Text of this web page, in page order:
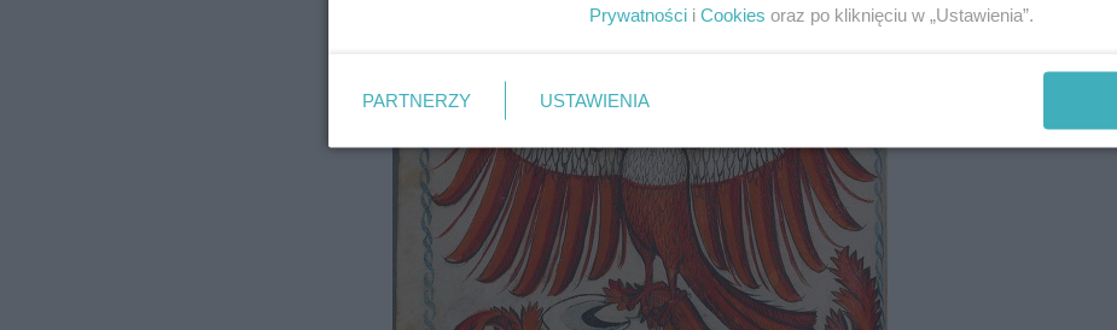
Prywatności i Cookies oraz po kliknięciu w „Ustawienia”.
PARTNERZY USTAWIENIA